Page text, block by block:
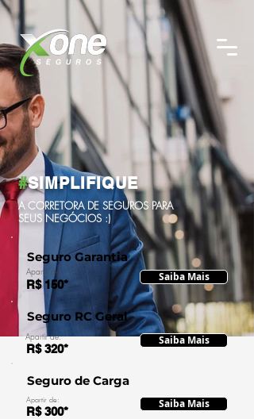
#SIMPLIFIQUE
A CORRETORA DE SEGUROS PARA
SEUS NEGÓCIOS :)
Seguro Garantia
Apartir de:
R$ 150*
Saiba Mais
Seguro RC Geral
Apartir de:
R$ 320*
Saiba Mais
Seguro de Carga
Apartir de:
R$ 300*
Saiba Mais